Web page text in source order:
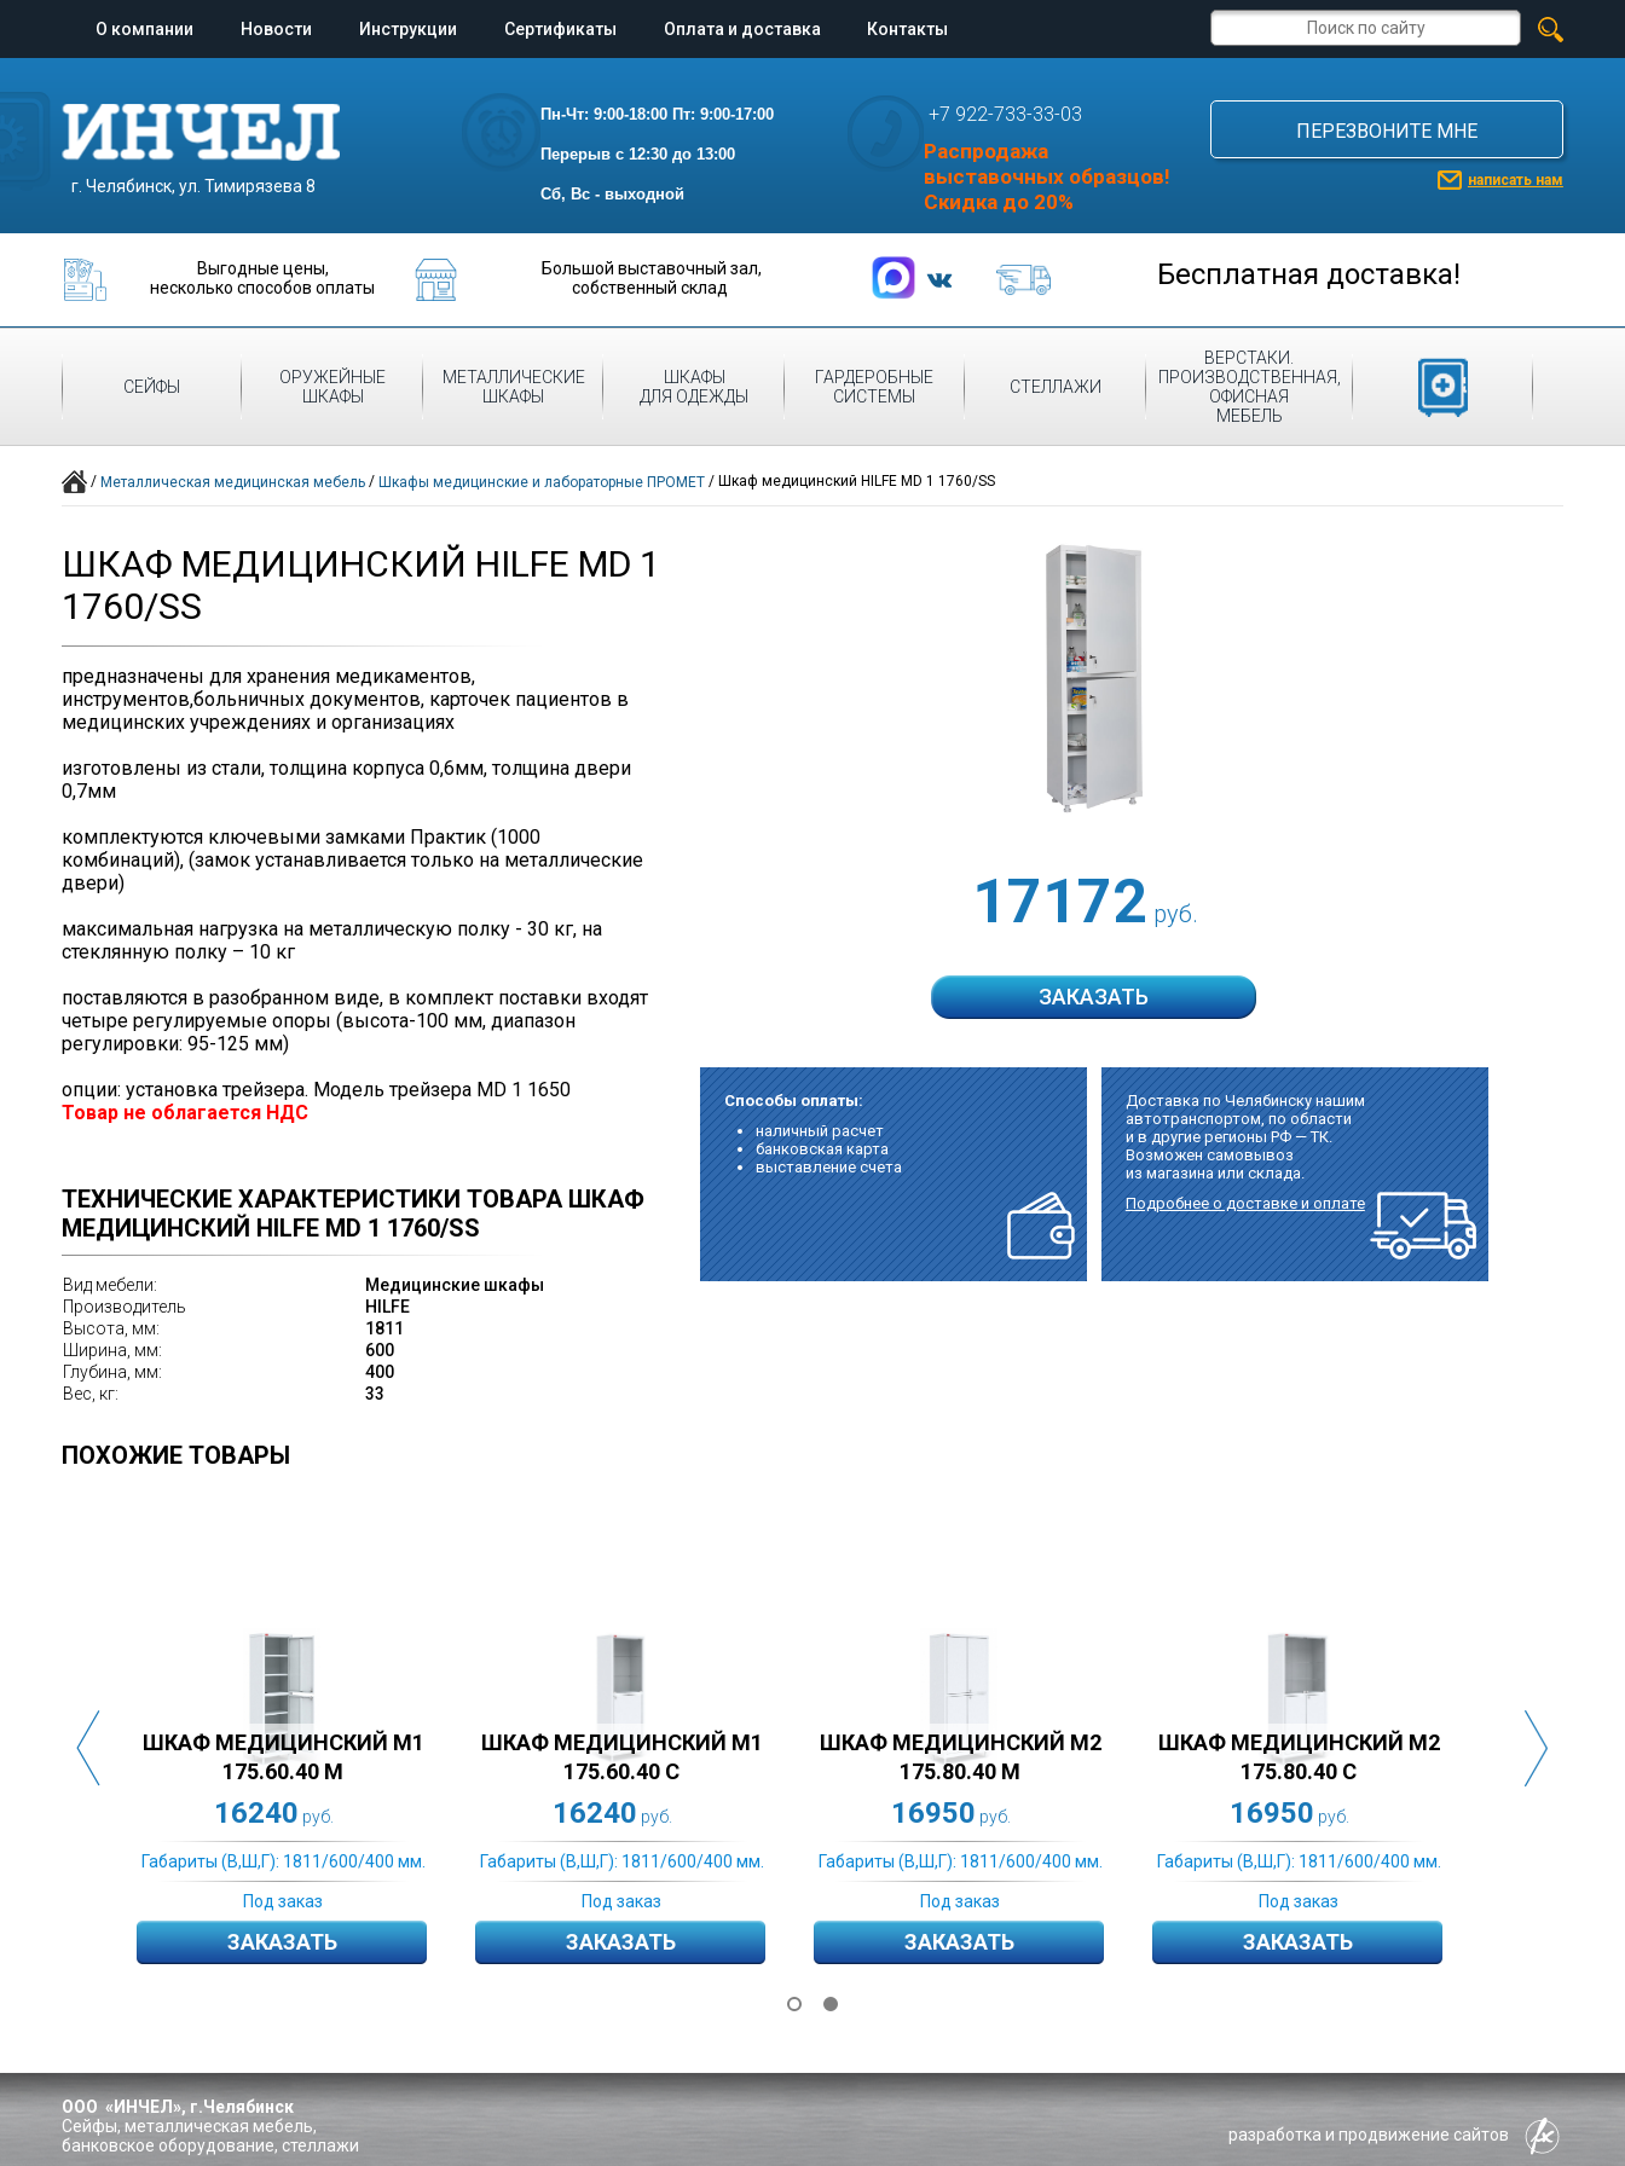
О компании Новости Инструкции Сертификаты Оплата и доставка Контакты
г. Челябинск, ул. Тимирязева 8
Пн-Чт: 9:00-18:00 Пт: 9:00-17:00
Перерыв с 12:30 до 13:00
Сб, Вс - выходной
+7 922-733-33-03
Распродажа
выставочных образцов!
Скидка до 20%
ПЕРЕЗВОНИТЕ МНЕ
написать нам
Выгодные цены,
несколько способов оплаты
Большой выставочный зал,
собственный склад
Бесплатная доставка!
СЕЙФЫ
ОРУЖЕЙНЫЕ
ШКАФЫ
МЕТАЛЛИЧЕСКИЕ
ШКАФЫ
ШКАФЫ
ДЛЯ ОДЕЖДЫ
ГАРДЕРОБНЫЕ
СИСТЕМЫ
СТЕЛЛАЖИ
ВЕРСТАКИ.
ПРОИЗВОДСТВЕННАЯ,
ОФИСНАЯ
МЕБЕЛЬ
МЕДИЦИНСКАЯ
МЕБЕЛЬ
/Металлическая медицинская мебель /Шкафы медицинские и лабораторные ПРОМЕТ /Шкаф медицинский HILFE MD 1 1760/SS
ШКАФ МЕДИЦИНСКИЙ HILFE MD 1
1760/SS
предназначены для хранения медикаментов,
инструментов,больничных документов, карточек пациентов в
медицинских учреждениях и организациях
изготовлены из стали, толщина корпуса 0,6мм, толщина двери
0,7мм
комплектуются ключевыми замками Практик (1000
комбинаций), (замок устанавливается только на металлические
двери)
максимальная нагрузка на металлическую полку - 30 кг, на
стеклянную полку – 10 кг
поставляются в разобранном виде, в комплект поставки входят
четыре регулируемые опоры (высота-100 мм, диапазон
регулировки: 95-125 мм)
опции: установка трейзера. Модель трейзера MD 1 1650
Товар не облагается НДС
ТЕХНИЧЕСКИЕ ХАРАКТЕРИСТИКИ ТОВАРА ШКАФ
МЕДИЦИНСКИЙ HILFE MD 1 1760/SS
Вид мебели:
Медицинские шкафы
Производитель
HILFE
Высота, мм:
1811
Ширина, мм:
600
Глубина, мм:
400
Вес, кг:
33
17172 руб.
ЗАКАЗАТЬ
Способы оплаты:
наличный расчет
банковская карта
выставление счета
Доставка по Челябинску нашим
автотранспортом, по области
и в другие регионы РФ — ТК.
Возможен самовывоз
из магазина или склада.
Подробнее о доставке и оплате
ПОХОЖИЕ ТОВАРЫ
ШКАФ МЕДИЦИНСКИЙ M1
175.60.40 С
16240руб.
Габариты (В,Ш,Г): 1811/600/400 мм.
Под заказ
ЗАКАЗАТЬ
ШКАФ МЕДИЦИНСКИЙ M2
175.80.40 М
16950руб.
Габариты (В,Ш,Г): 1811/600/400 мм.
Под заказ
ЗАКАЗАТЬ
ШКАФ МЕДИЦИНСКИЙ M2
175.80.40 C
16950руб.
Габариты (В,Ш,Г): 1811/600/400 мм.
Под заказ
ЗАКАЗАТЬ
ШКАФ МЕДИЦИНСКИЙ
HILFE MD 1 1760/SG
17172руб.
Габариты (В,Ш,Г): 1811/600/400 мм.
Под заказ
ЗАКАЗАТЬ
ШКАФ
HILFE MD 2
Габариты (В,Ш,Г):
ООО «ИНЧЕЛ», г.Челябинск
Сейфы, металлическая мебель,
банковское оборудование, стеллажи
разработка и продвижение сайтов